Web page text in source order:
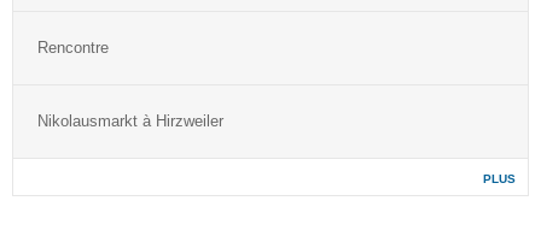
Rencontre
Nikolausmarkt à Hirzweiler
PLUS